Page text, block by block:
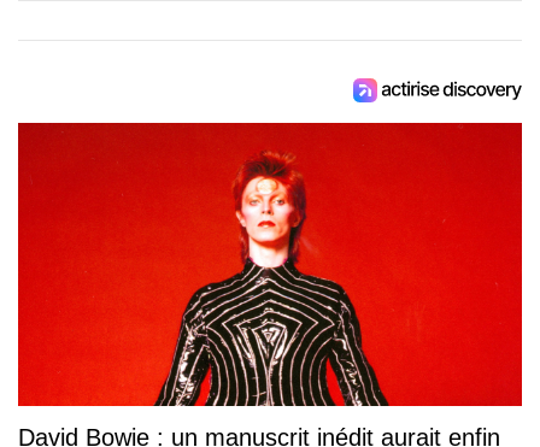
David Bowie : un manuscrit inédit aurait enfin